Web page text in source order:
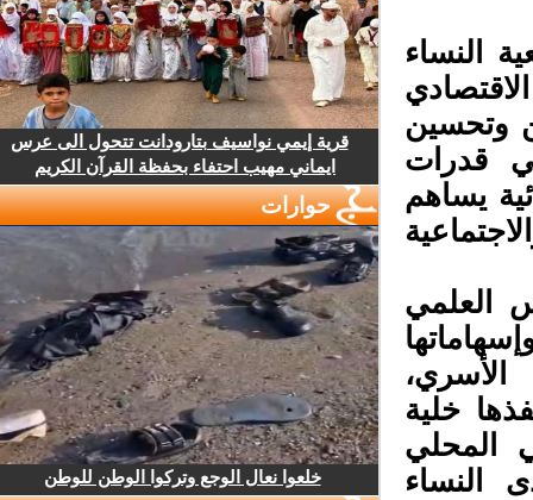
النساء
وتحسين
قدرات
يساهم
العلمي
خلية
المحلي
النساء
قرية إيمي نواسيف بتارودانت تتحول الى عرس
ايماني مهيب احتفاء بحفظة القرآن الكريم
حوارات
خلعوا نعال الوجع وتركوا الوطن للوطن